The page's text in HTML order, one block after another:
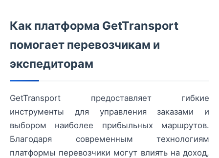
Как платформа GetTransport
помогает перевозчикам и
экспедиторам
GetTransport предоставляет гибкие
инструменты для управления заказами и
выбором наиболее прибыльных маршрутов.
Благодаря современным технологиям
платформы перевозчики могут влиять на доход,